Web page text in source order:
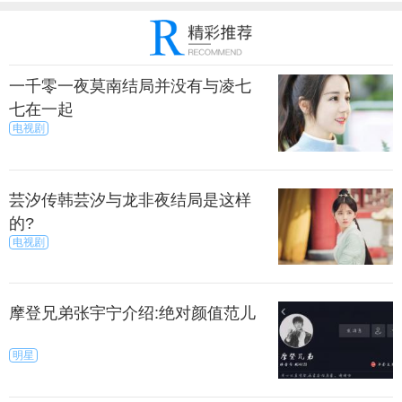
一千零一夜莫南结局并没有与凌七
七在一起
电视剧
芸汐传韩芸汐与龙非夜结局是这样
的?
电视剧
摩登兄弟张宇宁介绍:绝对颜值范儿
明星